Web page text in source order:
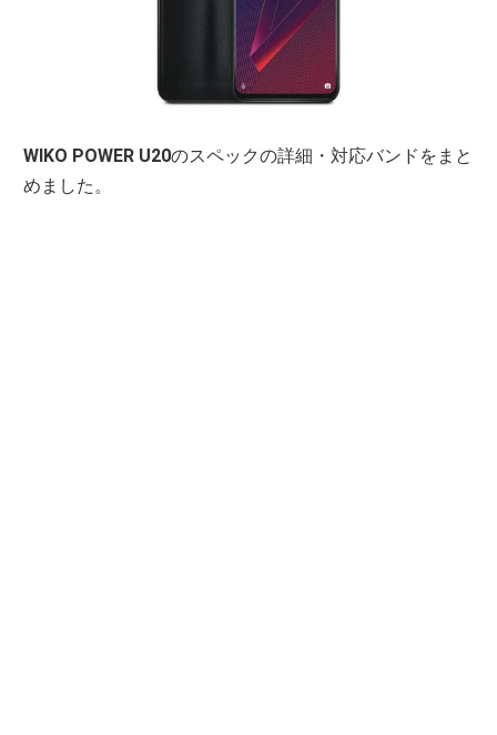
WIKO POWER U20のスペックの詳細・対応バンドをまと
めました。